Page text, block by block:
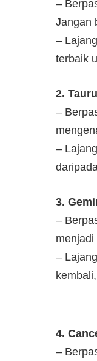
–
Jangan
–
terbaik
2.
–
–
3.
–
–
4.
–